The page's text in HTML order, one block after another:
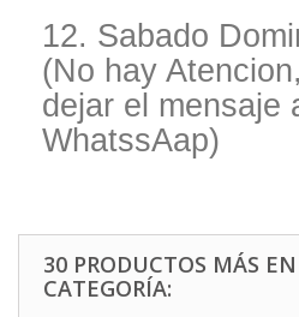
12. Sabado
(No hay
dejar el mensaje
WhatssAap)
30 PRODUCTOS MÁS
CATEGORÍA: